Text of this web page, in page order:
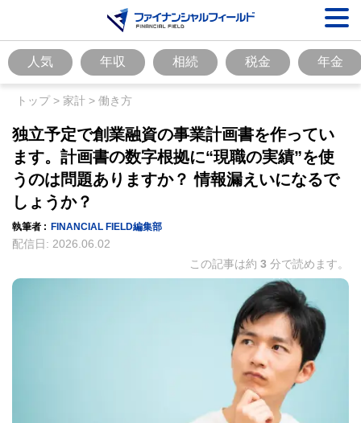
人気 年収 相続 税金 年金
トップ> 家計 > 働き方
独立予定で創業融資の事業計画書を作ってい
ます。計画書の数字根拠に“現職の実績”を使
うのは問題ありますか？ 情報漏えいになるで
しょうか？
執筆者 : FINANCIAL FIELD編集部
配信日: 2026.06.02
この記事は約 3 分で読めます。